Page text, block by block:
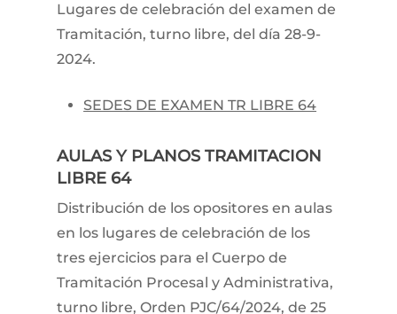
​Lugares de celebración del examen de
Tramitación, turno libre, del día 28-9-
2024.
SEDES DE EXAMEN TR LIBRE 64
AULAS Y PLANOS TRAMITACION
LIBRE 64
Distribución de los opositores en aulas
en los lugares de celebración de los
tres ejercicios para el Cuerpo de
Tramitación Procesal y Administrativa,
turno libre, Orden PJC/64/2024, de 25